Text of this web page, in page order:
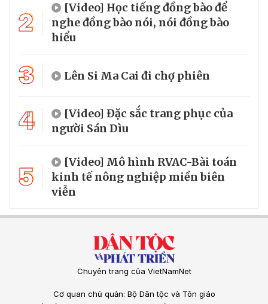
2
[Video] Học tiếng đồng bào để
nghe đồng bào nói, nói đồng bào
hiểu
3 Lên Si Ma Cai đi chợ phiên
4
[Video] Đặc sắc trang phục của
người Sán Dìu
5
[Video] Mô hình RVAC-Bài toán
kinh tế nông nghiệp miền biên
viễn
Chuyên trang của VietNamNet
Cơ quan chủ quản: Bộ Dân tộc và Tôn giáo